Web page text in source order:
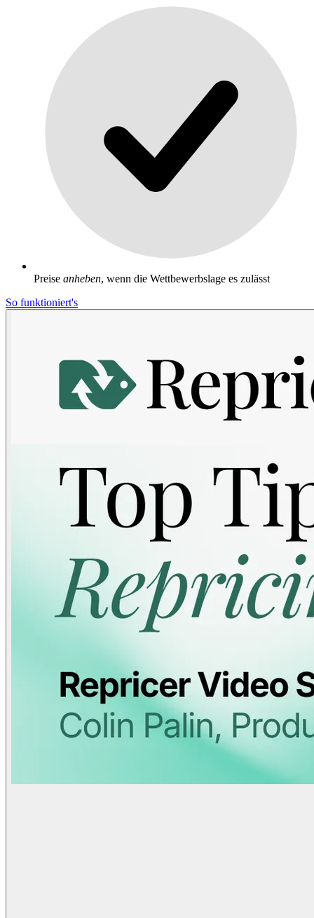
Preise anheben, wenn die Wettbewerbslage es zulässt
So funktioniert's